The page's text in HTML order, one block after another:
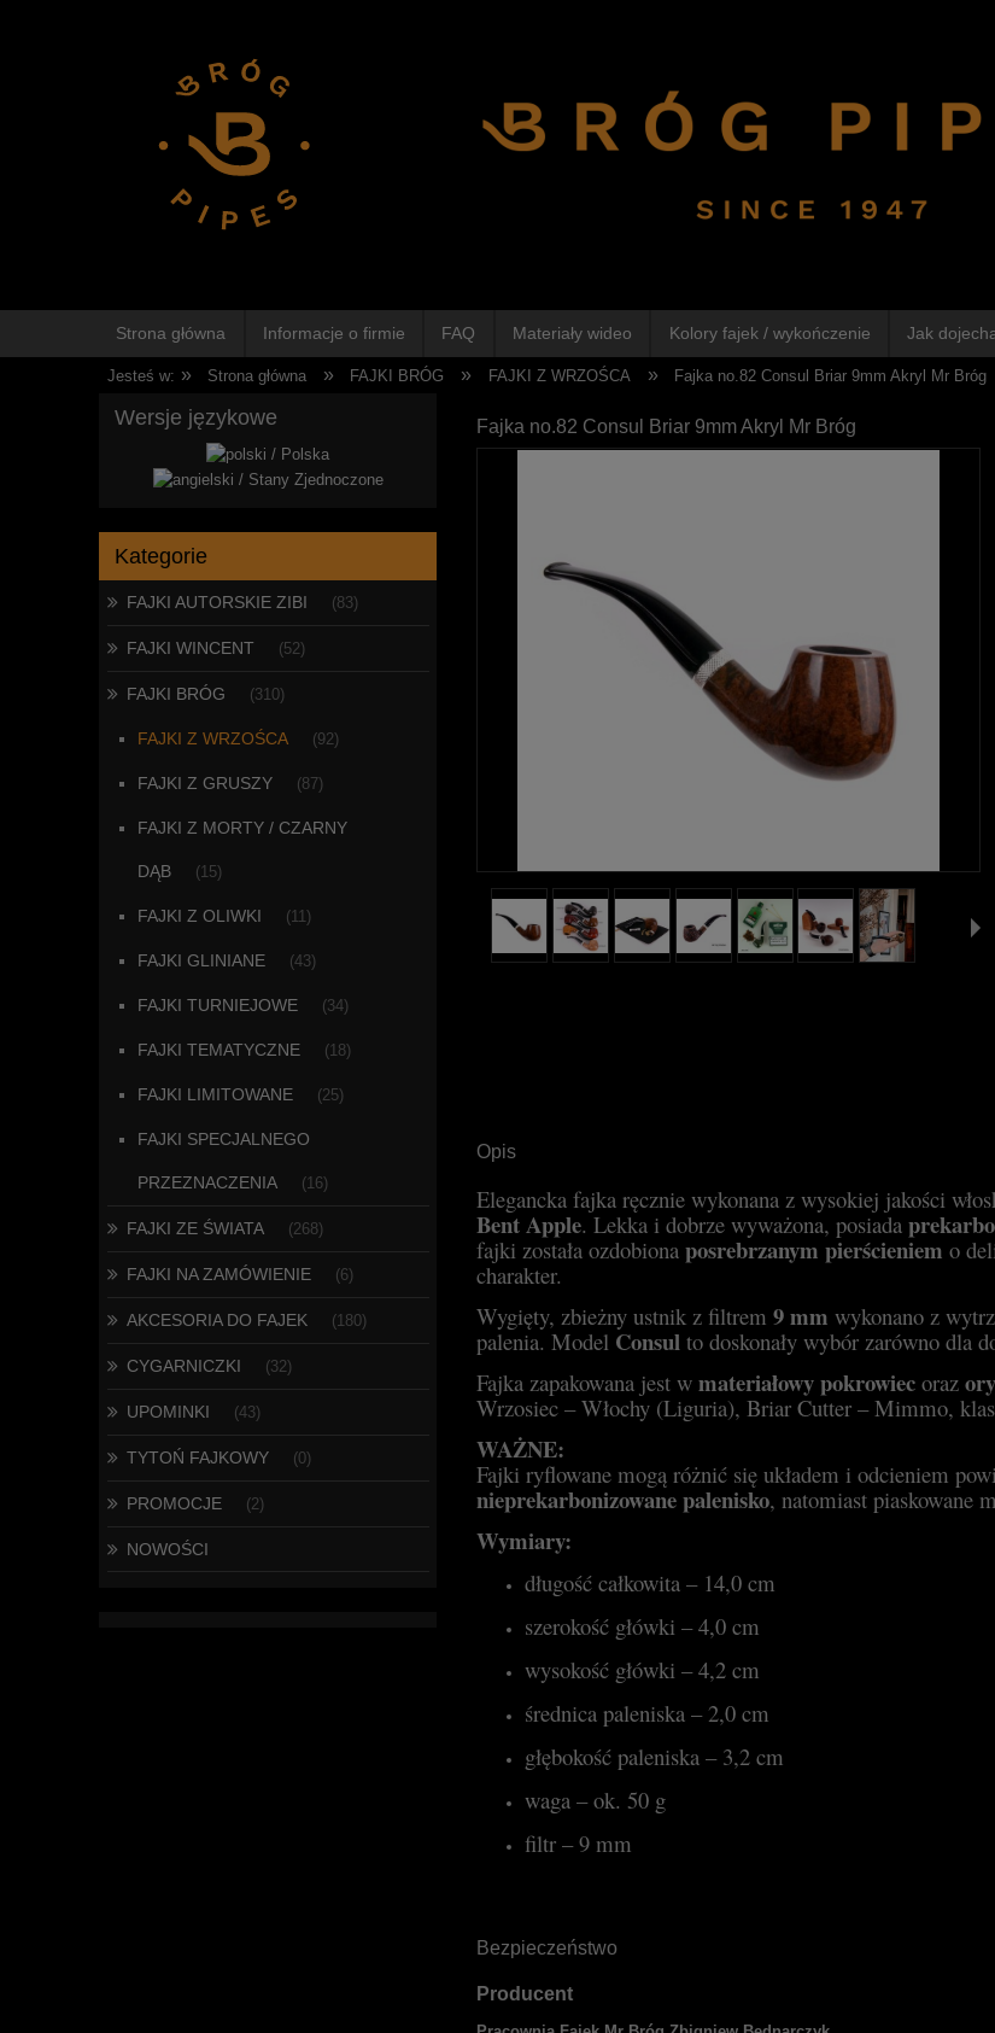
Strona główna Informacje o firmie FAQ Materiały wideo Kolory fajek / wykończenie Jak
Jesteś w: » Strona główna » FAJKI BRÓG » FAJKI Z WRZOŚCA » Fajka no.82 Consul Briar 9mm Akryl Mr Bróg
Wersje językowe
Kategorie
FAJKI AUTORSKIE ZIBI (83)
FAJKI WINCENT (52)
FAJKI BRÓG (310)
FAJKI Z WRZOŚCA (92)
FAJKI Z GRUSZY (87)
FAJKI Z MORTY / CZARNY
DĄB (15)
FAJKI Z OLIWKI (11)
FAJKI GLINIANE (43)
FAJKI TURNIEJOWE (34)
FAJKI TEMATYCZNE (18)
FAJKI LIMITOWANE (25)
FAJKI SPECJALNEGO
PRZEZNACZENIA (16)
FAJKI ZE ŚWIATA (268)
FAJKI NA ZAMÓWIENIE (6)
AKCESORIA DO FAJEK (180)
CYGARNICZKI (32)
UPOMINKI (43)
TYTOŃ FAJKOWY (0)
PROMOCJE (2)
NOWOŚCI
Fajka no.82 Consul Briar 9mm Akryl Mr Bróg
Opis
Elegancka fajka ręcznie wykonana z wysokiej jakości
Bent Apple. Lekka i dobrze wyważona, posiada
fajki została ozdobiona posrebrzanym pierścieniem o
charakter.
Wygięty, zbieżny ustnik z filtrem 9 mm wykonano z
palenia. Model Consul to doskonały wybór zarówno dla
Fajka zapakowana jest w materiałowy pokrowiec oraz
Wrzosiec – Włochy (Liguria), Briar Cutter – Mimmo,
WAŻNE:
Fajki ryflowane mogą różnić się układem i odcieniem
nieprekarbonizowane palenisko, natomiast piaskowane
Wymiary:
długość całkowita – 14,0 cm
szerokość główki – 4,0 cm
wysokość główki – 4,2 cm
średnica paleniska – 2,0 cm
głębokość paleniska – 3,2 cm
waga – ok. 50 g
filtr – 9 mm
Bezpieczeństwo
Producent